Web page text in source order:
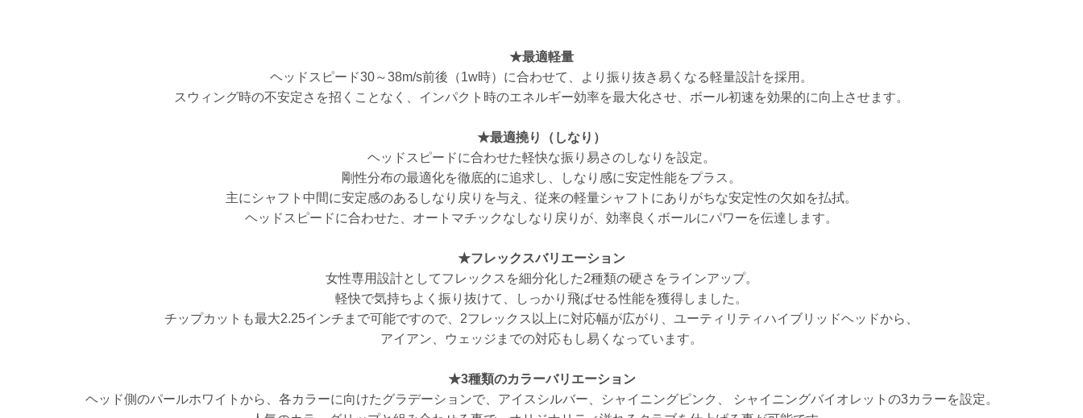
★最適軽量
ヘッドスピード30～38m/s前後（1w時）に合わせて、より振り抜き易くなる軽量設計を採用。
スウィング時の不安定さを招くことなく、インパクト時のエネルギー効率を最大化させ、ボール初速を効果的に向上させます。
★最適撓り（しなり）
ヘッドスピードに合わせた軽快な振り易さのしなりを設定。
剛性分布の最適化を徹底的に追求し、しなり感に安定性能をプラス。
主にシャフト中間に安定感のあるしなり戻りを与え、従来の軽量シャフトにありがちな安定性の欠如を払拭。
ヘッドスピードに合わせた、オートマチックなしなり戻りが、効率良くボールにパワーを伝達します。
★フレックスバリエーション
女性専用設計としてフレックスを細分化した2種類の硬さをラインアップ。
軽快で気持ちよく振り抜けて、しっかり飛ばせる性能を獲得しました。
チップカットも最大2.25インチまで可能ですので、2フレックス以上に対応幅が広がり、ユーティリティハイブリッドヘッドから、
アイアン、ウェッジまでの対応もし易くなっています。
★3種類のカラーバリエーション
ヘッド側のパールホワイトから、各カラーに向けたグラデーションで、アイスシルバー、シャイニングピンク、 シャイニングバイオレットの3カラーを設定。